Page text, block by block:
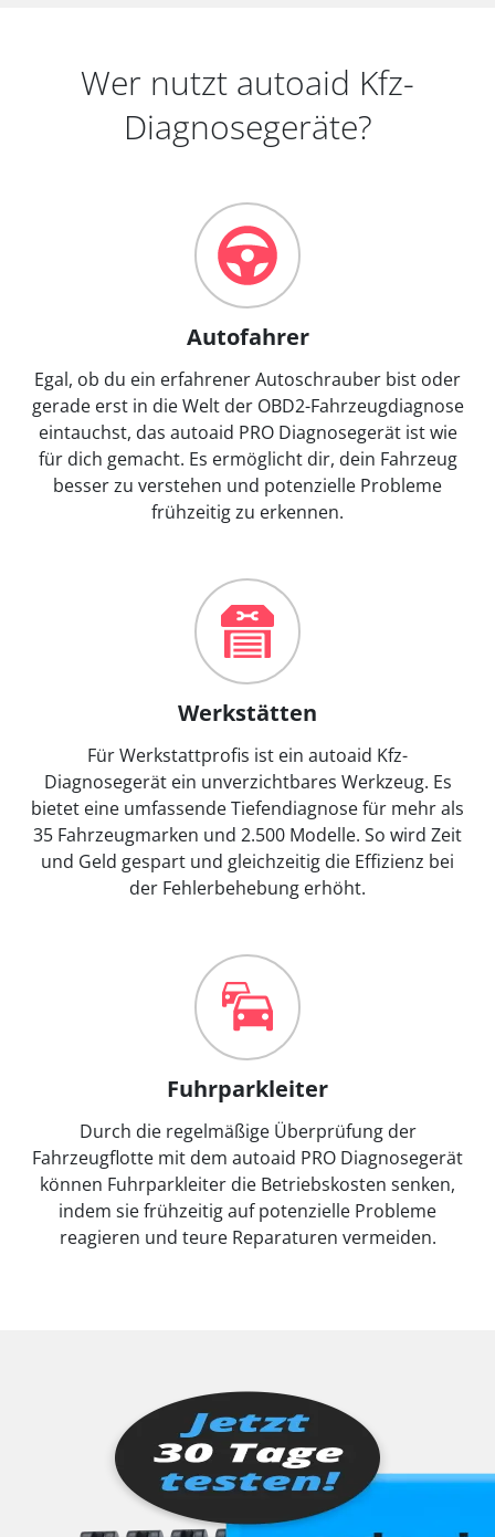
Wer nutzt autoaid Kfz-
Diagnosegeräte?
Autofahrer
Egal, ob du ein erfahrener Autoschrauber bist oder
gerade erst in die Welt der OBD2-Fahrzeugdiagnose
eintauchst, das autoaid PRO Diagnosegerät ist wie
für dich gemacht. Es ermöglicht dir, dein Fahrzeug
besser zu verstehen und potenzielle Probleme
frühzeitig zu erkennen.
Werkstätten
Für Werkstattprofis ist ein autoaid Kfz-
Diagnosegerät ein unverzichtbares Werkzeug. Es
bietet eine umfassende Tiefendiagnose für mehr als
35 Fahrzeugmarken und 2.500 Modelle. So wird Zeit
und Geld gespart und gleichzeitig die Effizienz bei
der Fehlerbehebung erhöht.
Fuhrparkleiter
Durch die regelmäßige Überprüfung der
Fahrzeugflotte mit dem autoaid PRO Diagnosegerät
können Fuhrparkleiter die Betriebskosten senken,
indem sie frühzeitig auf potenzielle Probleme
reagieren und teure Reparaturen vermeiden.